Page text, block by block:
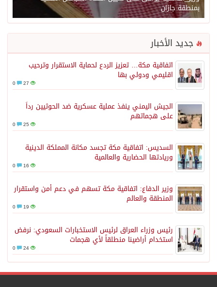
بمنطقة جازان
جديد الأخبار
اتفاقية مكة… تعزيز الردع لحماية الاستقرار وترحيب
اقليمي ودولي بها
27
الجيش اليمني ينفذ عملية عسكرية ضد الحوثيين رداً
على هجماتهم
25
السديس: اتفاقية مكة تجسد مكانة المملكة الدينية
وريادتها الحضارية والعالمية
16
وزير الدفاع: اتفاقية مكة تسهم في دعم أمن واستقرار
المنطقة والعالم
19
رئيس وزراء العراق لرئيس الاستخبارات السعودي: نرفض
استخدام أراضينا منطلقاً لأي هجمات
24